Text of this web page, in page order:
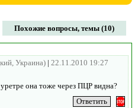
Похожие вопросы, темы (10)
Украина) | 22.11.2010 19:27
она тоже через ПЦР видна?